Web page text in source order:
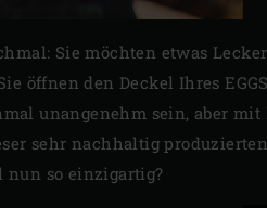
Sie möchten etwas
öffnen den Deckel Ihres
unangenehm sein, aber
sehr nachhaltig
nun so einzigartig?